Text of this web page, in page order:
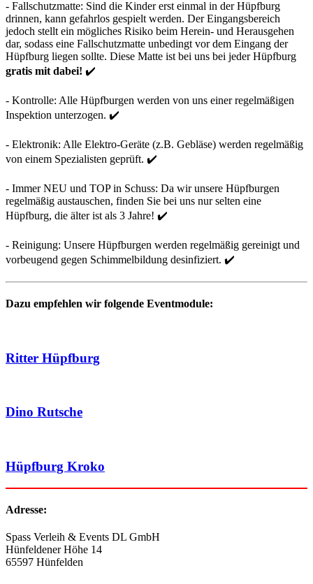
- Fallschutzmatte: Sind die Kinder erst einmal in der Hüpfburg
drinnen, kann gefahrlos gespielt werden. Der Eingangsbereich
jedoch stellt ein mögliches Risiko beim Herein- und Herausgehen
dar, sodass eine Fallschutzmatte unbedingt vor dem Eingang der
Hüpfburg liegen sollte. Diese Matte ist bei uns bei jeder Hüpfburg
gratis mit dabei! ✔️
- Kontrolle: Alle Hüpfburgen werden von uns einer regelmäßigen
Inspektion unterzogen. ✔️
- Elektronik: Alle Elektro-Geräte (z.B. Gebläse) werden regelmäßig
von einem Spezialisten geprüft. ✔️
- Immer NEU und TOP in Schuss: Da wir unsere Hüpfburgen
regelmäßig austauschen, finden Sie bei uns nur selten eine
Hüpfburg, die älter ist als 3 Jahre! ✔️
- Reinigung: Unsere Hüpfburgen werden regelmäßig gereinigt und
vorbeugend gegen Schimmelbildung desinfiziert. ✔️
Dazu empfehlen wir folgende Eventmodule:
Ritter Hüpfburg
Dino Rutsche
Hüpfburg Kroko
Adresse:
Spass Verleih & Events DL GmbH
Hünfeldener Höhe 14
65597 Hünfelden